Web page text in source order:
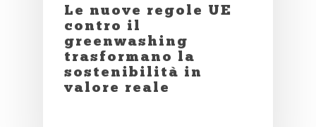
Le nuove regole UE
contro il
greenwashing
trasformano la
sostenibilità in
valore reale